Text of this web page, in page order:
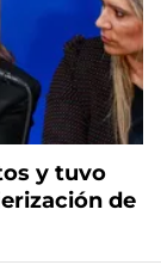
y tuvo
de